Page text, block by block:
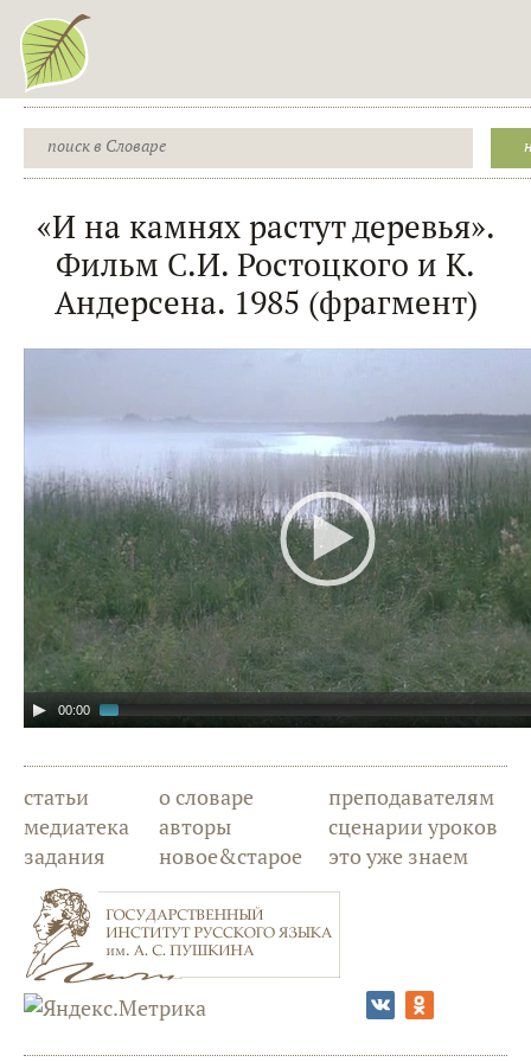
«И на камнях растут деревья».
Фильм С.И. Ростоцкого и К.
Андерсена. 1985 (фрагмент)
00:00
статьи
медиатека
задания
о словаре
авторы
новое&старое
преподавателям
сценарии уроков
это уже знаем